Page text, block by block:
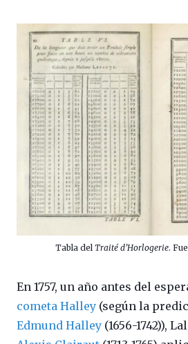
Tabla del Traité d’Horlogerie.
En 1757, un año antes del
cometa Halley (según la
Edmund Halley (1656-1742)),